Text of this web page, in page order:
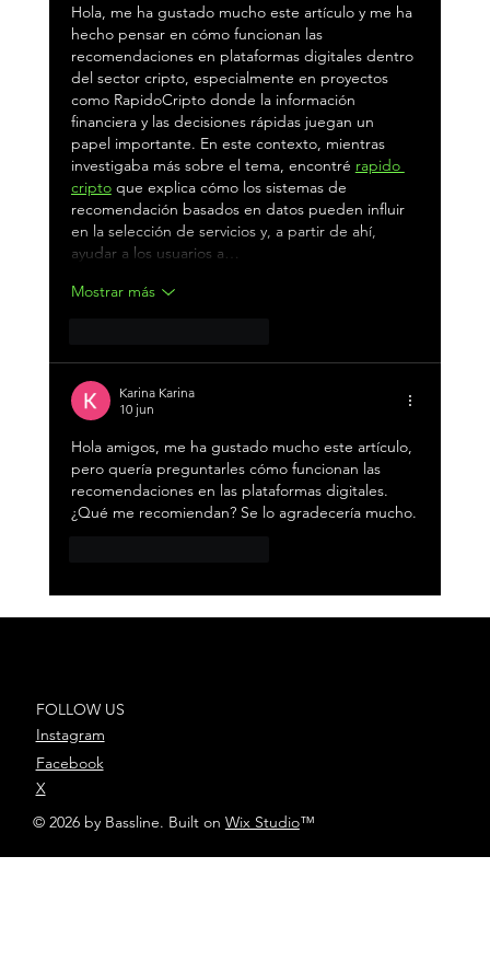
Hola, me ha gustado mucho este artículo y me ha
hecho pensar en cómo funcionan las
recomendaciones en plataformas digitales dentro
del sector cripto, especialmente en proyectos
como RapidoCripto donde la información
financiera y las decisiones rápidas juegan un
papel importante. En este contexto, mientras
investigaba más sobre el tema, encontré rapido
cripto que explica cómo los sistemas de
recomendación basados en datos pueden influir
en la selección de servicios y, a partir de ahí,
ayudar a los usuarios a…
Mostrar más
Karina Karina
10 jun
Hola amigos, me ha gustado mucho este artículo,
pero quería preguntarles cómo funcionan las
recomendaciones en las plataformas digitales.
¿Qué me recomiendan? Se lo agradecería mucho.
FOLLOW US
Instagram
Facebook
X
© 2026 by Bassline. Built on Wix Studio™